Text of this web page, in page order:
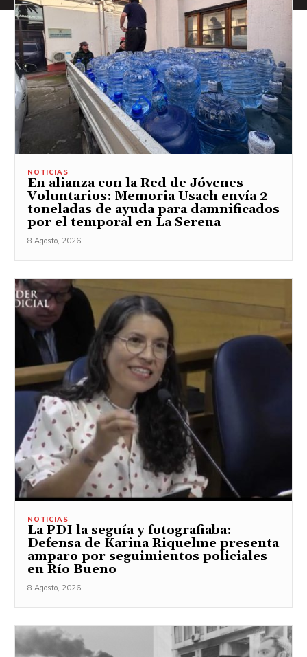
NOTICIAS
En alianza con la Red de Jóvenes
Voluntarios: Memoria Usach envía 2
toneladas de ayuda para damnificados
por el temporal en La Serena
8 Agosto, 2026
NOTICIAS
La PDI la seguía y fotografiaba:
Defensa de Karina Riquelme presenta
amparo por seguimientos policiales
en Río Bueno
8 Agosto, 2026